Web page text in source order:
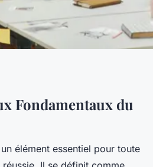
du
l'Art du
Marque
Fondamentaux du
élément essentiel pour toute